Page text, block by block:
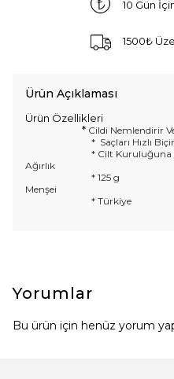
10 Gün
1500₺
Ürün Açıklaması
Ürün Özellikleri
* Cildi Nemlendirir
* Saçları Hızlı
* Cilt Kuruluğuna
Ağırlık
* 125 g
Menşei
* Türkiye
Yorumlar
Bu ürün için henüz yorum